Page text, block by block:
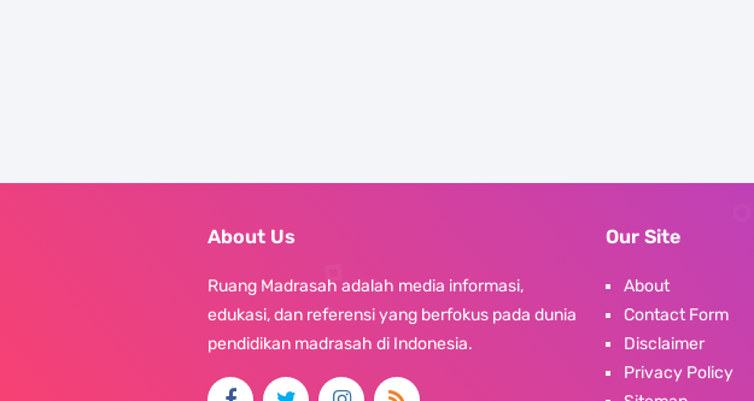
About Us
Ruang Madrasah adalah media informasi,
edukasi, dan referensi yang berfokus pada dunia
pendidikan madrasah di Indonesia.
Our Site
About
Contact Form
Disclaimer
Privacy Policy